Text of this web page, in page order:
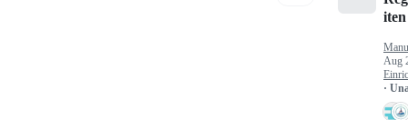
iten
Aug
·